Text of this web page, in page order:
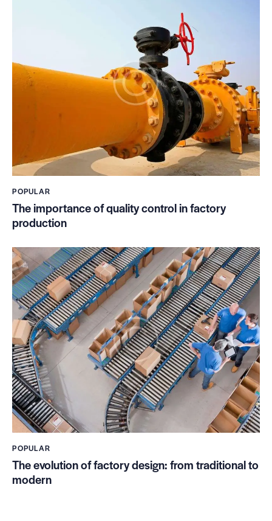
POPULAR
The importance of quality control in factory
production
POPULAR
The evolution of factory design: from traditional to
modern